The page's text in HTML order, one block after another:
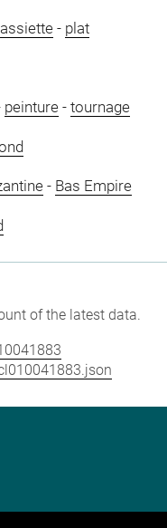
assiette- plat
peinture- tournage
- Bas Empire
of the latest data.